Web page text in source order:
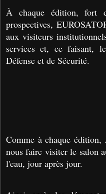
À chaque édition, fort
prospectives,
aux visiteurs
services et, ce faisant,
Défense et de Sécurité.
Comme à chaque
nous faire visiter le salon
l'eau, jour après jour.